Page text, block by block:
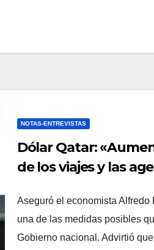
NOTAS-ENTREVISTAS
Dólar Qatar:
de los viajes y las
Aseguró el economista Alfredo
una de las medidas posibles
Gobierno nacional. Advirtió